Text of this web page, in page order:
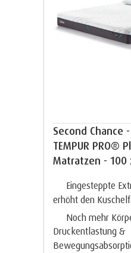
Second
TEMPUR PRO®
Matratzen - 100
Eingesteppte
erhöht den
Noch mehr
Druckentlastung &